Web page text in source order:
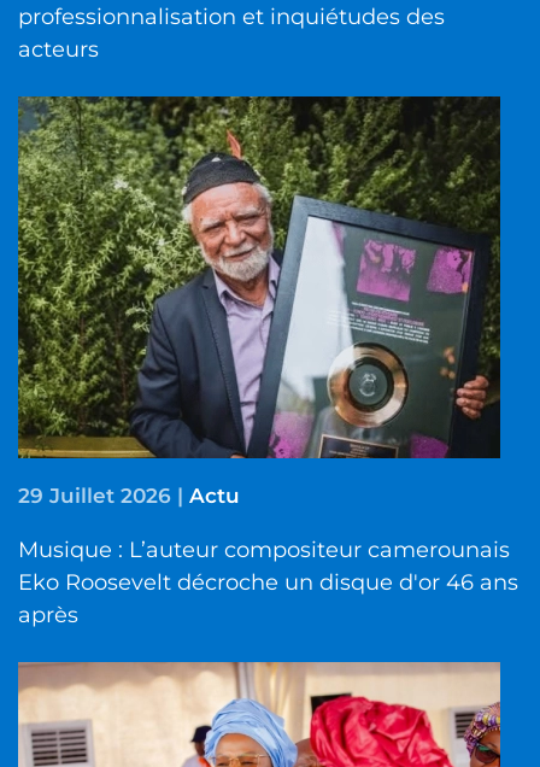
professionnalisation et inquiétudes des
acteurs
29 Juillet 2026 | Actu
Musique : L’auteur compositeur camerounais
Eko Roosevelt décroche un disque d'or 46 ans
après